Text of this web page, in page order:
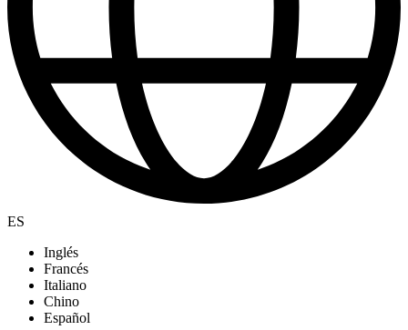
ES
Inglés
Francés
Italiano
Chino
Español